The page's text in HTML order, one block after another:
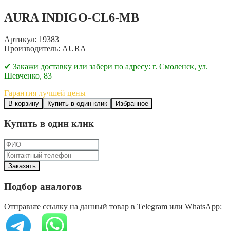
AURA INDIGO-CL6-MB
Артикул: 19383
Производитель: AURA
✔ Закажи доставку или забери по адресу: г. Смоленск, ул.
Шевченко, 83
Гарантия лучшей цены
В корзину Купить в один клик Избранное
Купить в один клик
Подбор аналогов
Отправьте ссылку на данный товар в Telegram или WhatsApp: